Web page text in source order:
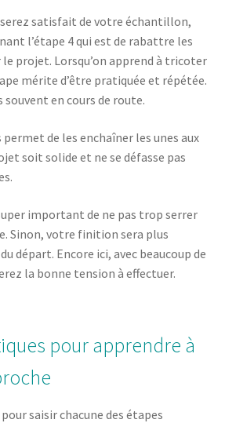
satisfait de votre échantillon,
l’étape 4 qui est de rabattre les
projet. Lorsqu’on apprend à tricoter
mérite d’être pratiquée et répétée.
souvent en cours de route.
de les enchaîner les unes aux
soit solide et ne se défasse pas
important de ne pas trop serrer
Sinon, votre finition sera plus
départ. Encore ici, avec beaucoup de
la bonne tension à effectuer.
pour apprendre à
saisir chacune des étapes